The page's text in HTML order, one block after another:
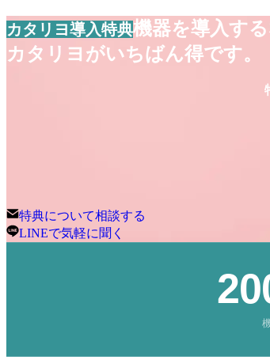
カタリヨ導入特典機器を導入す
カタリヨがいちばん得です。
特典について相談する
LINEで気軽に聞く